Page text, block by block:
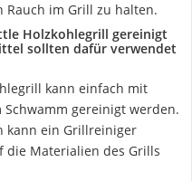
Rauch im Grill zu halten.
Holzkohlegrill gereinigt
sollten dafür verwendet
kann einfach mit
gereinigt werden.
kann ein Grillreiniger
die Materialien des Grills